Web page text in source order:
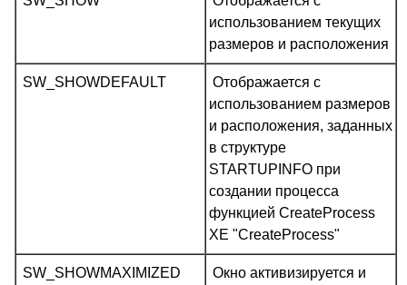
использованием текущих
размеров и расположения
SW_SHOWDEFAULT
Отображается с
использованием размеров
и расположения, заданных
в структуре
STARTUPINFO при
создании процесса
функцией CreateProcess
XE "CreateProcess"
SW_SHOWMAXIMIZED
Окно активизируется и